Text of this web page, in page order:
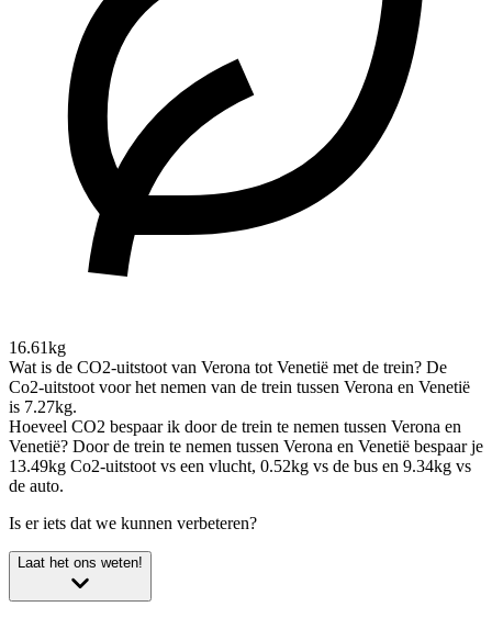
16.61kg
Wat is de CO2-uitstoot van Verona tot Venetië met de trein? De
Co2-uitstoot voor het nemen van de trein tussen Verona en Venetië
is 7.27kg.
Hoeveel CO2 bespaar ik door de trein te nemen tussen Verona en
Venetië? Door de trein te nemen tussen Verona en Venetië bespaar je
13.49kg Co2-uitstoot vs een vlucht, 0.52kg vs de bus en 9.34kg vs
de auto.
Is er iets dat we kunnen verbeteren?
Laat het ons weten!